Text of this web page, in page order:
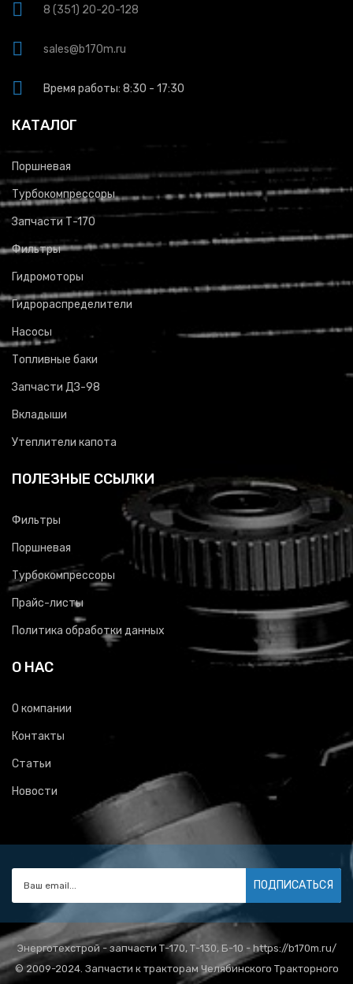
8 (351) 20-20-128
sales@b170m.ru
Время работы: 8:30 - 17:30
КАТАЛОГ
Поршневая
Турбокомпрессоры
Запчасти Т-170
Фильтры
Гидромоторы
Гидрораспределители
Насосы
Топливные баки
Запчасти ДЗ-98
Вкладыши
Утеплители капота
ПОЛЕЗНЫЕ ССЫЛКИ
Фильтры
Поршневая
Турбокомпрессоры
Прайс-листы
Политика обработки данных
О НАС
О компании
Контакты
Статьи
Новости
ПОДПИСАТЬСЯ
Энерготехстрой - запчасти Т-170, Т-130, Б-10 - https://b170m.ru/
© 2009-2024. Запчасти к тракторам Челябинского Тракторного